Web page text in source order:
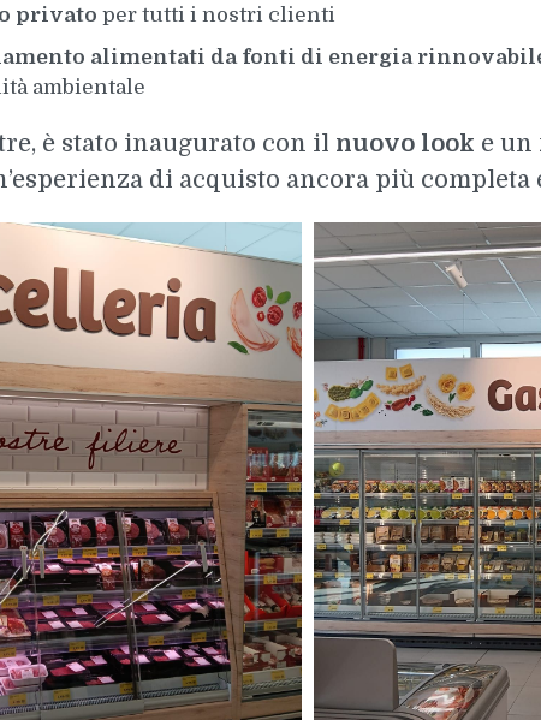
privato per tutti i nostri clienti
alimentati da fonti di energia
ambientale
è stato inaugurato con il nuovo look e un
di acquisto ancora più completa